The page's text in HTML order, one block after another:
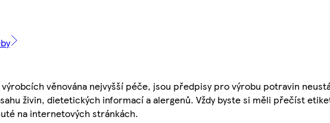
věnována nejvyšší péče, jsou předpisy pro výrobu potravin
živin, dietetických informací a alergenů. Vždy byste si měli přečíst
na internetových stránkách.